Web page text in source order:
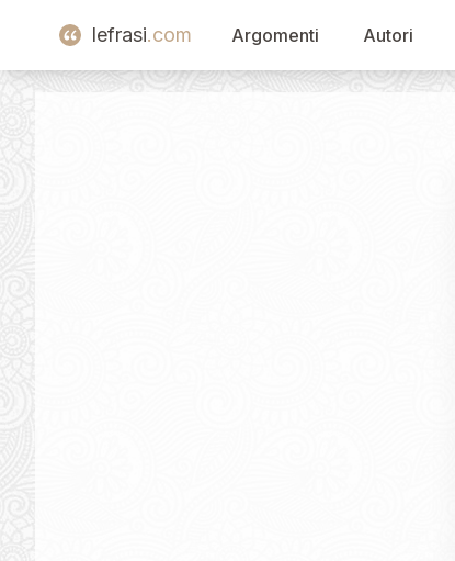
lefrasi.com Argomenti Autori